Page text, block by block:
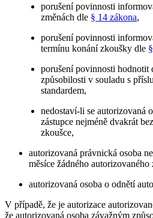
porušení povinnosti
změnách dle § 14 zákona,
porušení povinnosti
termínu konání zkoušky dle
porušení povinnosti hodnotit
způsobilosti v souladu s
standardem,
nedostaví-li se autorizovaná
zástupce nejméně dvakrát
zkoušce,
autorizovaná právnická osoba
měsíce žádného autorizovaného
autorizovaná osoba o odnětí
V případě, že je autorizace
že autorizovaná osoba závažným